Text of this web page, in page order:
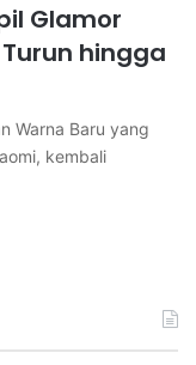
Glamor
hingga
Warna Baru yang
kembali